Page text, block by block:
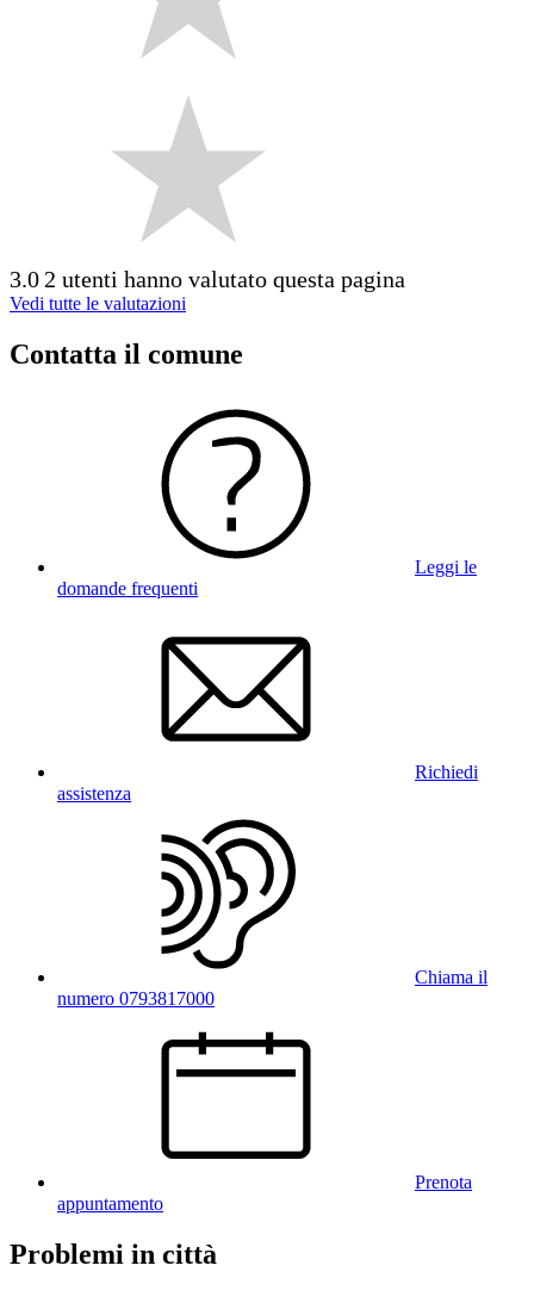
3.0 2 utenti hanno valutato questa pagina
Vedi tutte le valutazioni
Contatta il comune
Leggi le
domande frequenti
Richiedi
assistenza
Chiama il
numero 0793817000
Prenota
appuntamento
Problemi in città